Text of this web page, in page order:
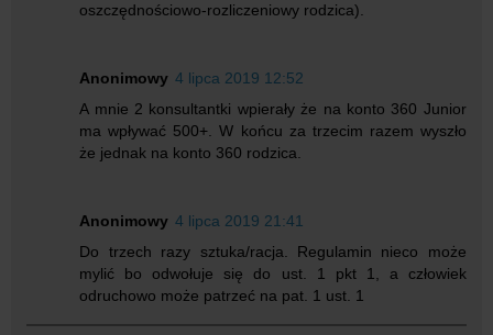
oszczędnościowo-rozliczeniowy rodzica).
Anonimowy 4 lipca 2019 12:52
A mnie 2 konsultantki wpierały że na konto 360 Junior
ma wpływać 500+. W końcu za trzecim razem wyszło
że jednak na konto 360 rodzica.
Anonimowy 4 lipca 2019 21:41
Do trzech razy sztuka/racja. Regulamin nieco może
mylić bo odwołuje się do ust. 1 pkt 1, a człowiek
odruchowo może patrzeć na pat. 1 ust. 1